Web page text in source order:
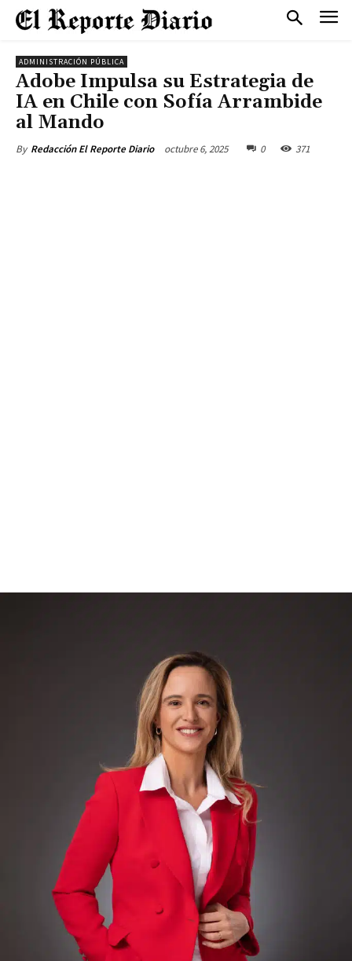
ADMINISTRACIÓN PÚBLICA
Adobe Impulsa su Estrategia de
IA en Chile con Sofía Arrambide
al Mando
By Redacción El Reporte Diario octubre 6, 2025 0 371